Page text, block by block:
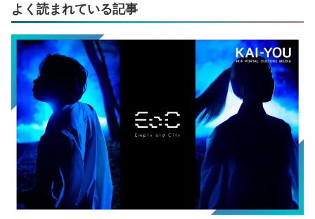
よく読まれている記事